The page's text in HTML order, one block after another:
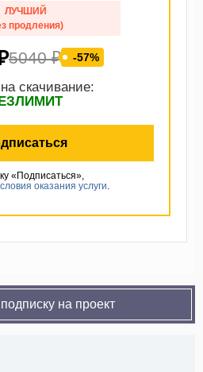
ЛУЧШИЙ
продления)
5040 ₽ -57%
скачивание:
«Подписаться»,
оказания услуги.
на проект